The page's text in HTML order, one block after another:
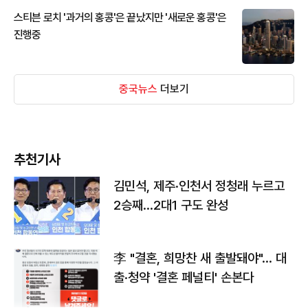
스티븐 로치 '과거의 홍콩'은 끝났지만 '새로운 홍콩'은
진행중
중국뉴스 더보기
추천기사
김민석, 제주·인천서 정청래 누르고
2승째…2대1 구도 완성
李 "결혼, 희망찬 새 출발돼야"… 대
출·청약 '결혼 페널티' 손본다